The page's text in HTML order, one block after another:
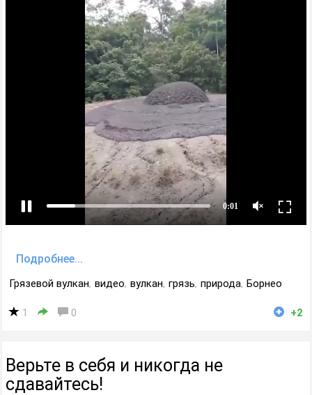
Подробнее...
Грязевой вулкан, видео, вулкан, грязь, природа, Борнео
1 0 +2
Верьте в себя и никогда не
сдавайтесь!